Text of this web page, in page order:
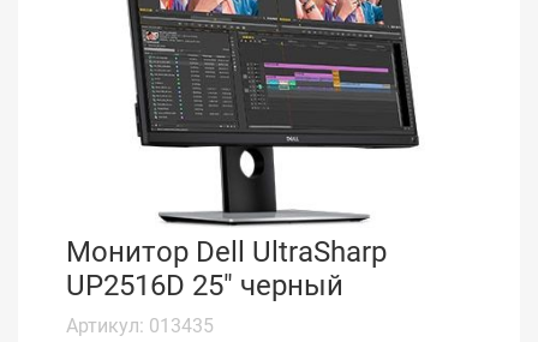
Монитор Dell UltraSharp
UP2516D 25" черный
Артикул: 013435